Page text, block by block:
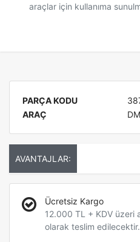
araçlar için kullanıma
PARÇA KODU
ARAÇ
AVANTAJLAR:
Ücretsiz Kargo
12.000 TL + KDV üzeri
olarak teslim edilecektir.